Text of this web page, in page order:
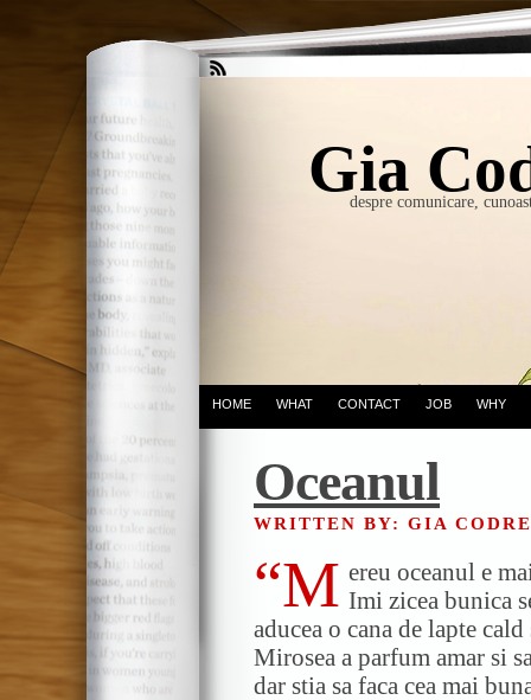
Gia
despre comunicare,
HOME WHAT CONTACT JOB WHY
Oceanul
WRITTEN BY: GIA
“M ereu oceanul e
Imi zicea bunica
aducea o cana de lapte
Mirosea a parfum amar si
dar stia sa faca cea mai